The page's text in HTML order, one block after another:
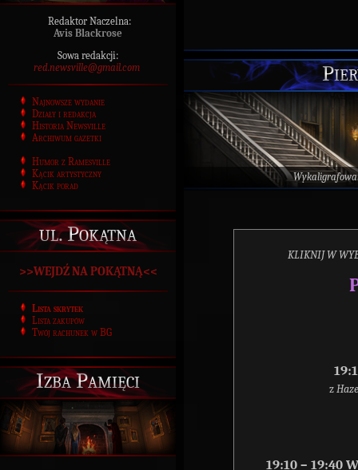
Redaktor Naczelna:
Avis Blackrose
Sowa redakcji:
red.newsville@gmail.com
Najnowsze wydanie
Działy i redakcja
Historia Newsville
Archiwum gazetki
Humor z Ramesville
Kącik artystyczny
Kącik porad
ul. Pokątna
>>WEJDŹ NA POKĄTNĄ<<
Lista skrytek
Lista zakupów
Twój rachunek w BG
Izba Pamięci
KLIKNIJ W
z
19:10 – 19:40